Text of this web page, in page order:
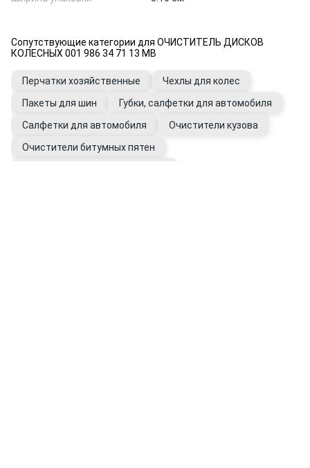
Сопутствующие категории для ОЧИСТИТЕЛЬ ДИСКОВ
КОЛЕСНЫХ 001 986 34 71 13 MB
Перчатки хозяйственные
Чехлы для колес
Пакеты для шин
Губки, салфетки для автомобиля
Салфетки для автомобиля
Очистители кузова
Очистители битумных пятен